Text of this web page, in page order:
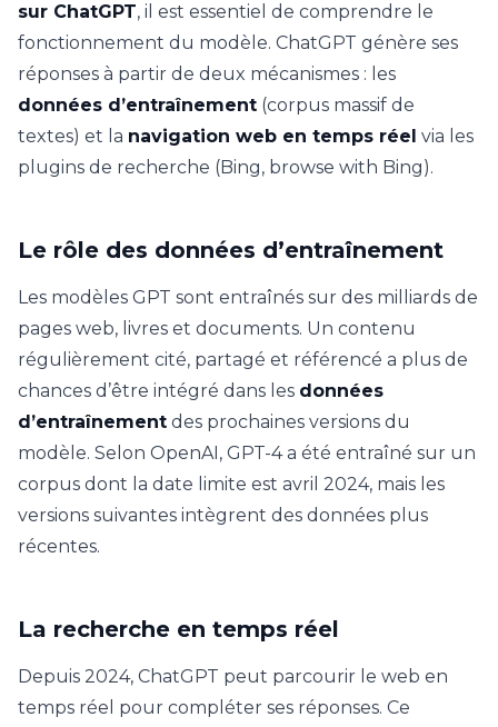
sur ChatGPT, il est essentiel de comprendre le
fonctionnement du modèle. ChatGPT génère ses
réponses à partir de deux mécanismes : les
données d’entraînement (corpus massif de
textes) et la navigation web en temps réel via les
plugins de recherche (Bing, browse with Bing).
Le rôle des données d’entraînement
Les modèles GPT sont entraînés sur des milliards de
pages web, livres et documents. Un contenu
régulièrement cité, partagé et référencé a plus de
chances d’être intégré dans les données
d’entraînement des prochaines versions du
modèle. Selon OpenAI, GPT-4 a été entraîné sur un
corpus dont la date limite est avril 2024, mais les
versions suivantes intègrent des données plus
récentes.
La recherche en temps réel
Depuis 2024, ChatGPT peut parcourir le web en
temps réel pour compléter ses réponses. Ce